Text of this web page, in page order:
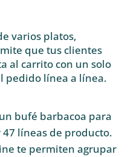
varios platos,
que tus clientes
al carrito con un solo
pedido línea a línea.
bufé barbacoa para
líneas de producto.
te permiten agrupar